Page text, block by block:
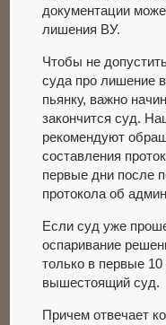
документации
лишения ВУ.
Чтобы не
суда про лишение
пьянку, важно
закончится суд.
рекомендуют
составления
первые дни после
протокола об
Если суд уже
оспаривание
только в первые
вышестоящий суд.
Причем отвечает